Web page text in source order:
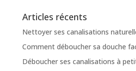
Articles récents
Nettoyer ses canalisations
Comment déboucher sa douche
Déboucher ses canalisations à